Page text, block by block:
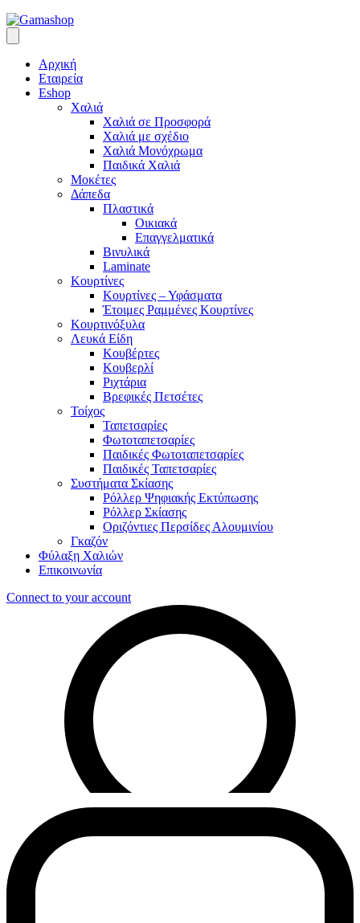
Αρχική
Εταιρεία
Eshop
Χαλιά
Χαλιά σε Προσφορά
Χαλιά με σχέδιο
Χαλιά Μονόχρωμα
Παιδικά Χαλιά
Μοκέτες
Δάπεδα
Πλαστικά
Οικιακά
Επαγγελματικά
Βινυλικά
Laminate
Κουρτίνες
Κουρτίνες – Υφάσματα
Έτοιμες Ραμμένες Κουρτίνες
Κουρτινόξυλα
Λευκά Είδη
Κουβέρτες
Κουβερλί
Ριχτάρια
Βρεφικές Πετσέτες
Τοίχος
Ταπετσαρίες
Φωτοταπετσαρίες
Παιδικές Φωτοταπετσαρίες
Παιδικές Ταπετσαρίες
Συστήματα Σκίασης
Ρόλλερ Ψηφιακής Εκτύπωσης
Ρόλλερ Σκίασης
Οριζόντιες Περσίδες Αλουμινίου
Γκαζόν
Φύλαξη Χαλιών
Επικοινωνία
Connect to your account